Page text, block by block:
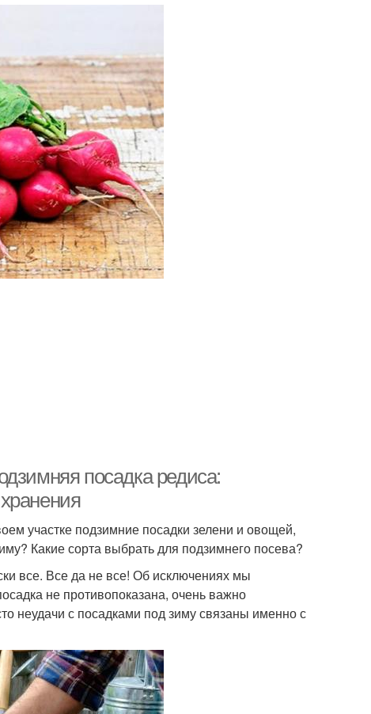
посадка редиса:
участке подзимние посадки зелени и овощей,
Какие сорта выбрать для подзимнего посева?
все. Все да не все! Об исключениях мы
не противопоказана, очень важно
неудачи с посадками под зиму связаны именно с